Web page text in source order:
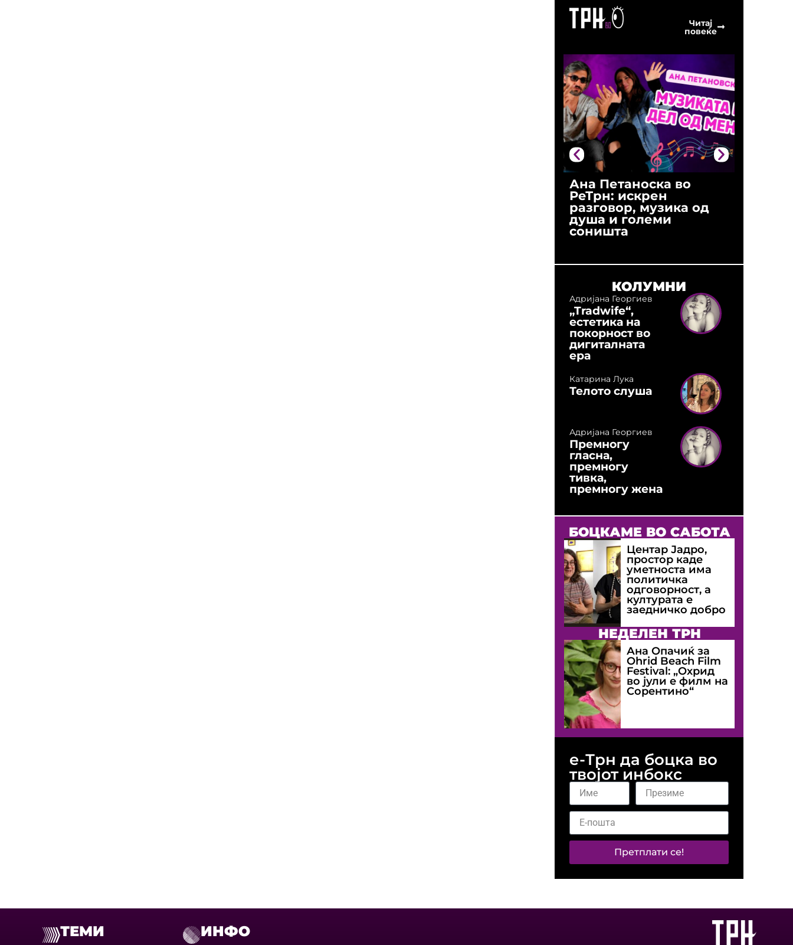
Читај
повеќе
Ана Петаноска во
РеТрн: искрен
разговор, музика од
душа и големи
соништа
КОЛУМНИ
Адријана Георгиев
„Tradwife“,
естетика на
покорност во
дигиталната
ера
Катарина Лука
Телото слуша
Адријана Георгиев
Премногу
гласна,
премногу
тивка,
премногу жена
БОЦКАМЕ ВО САБОТА
Центар Јадро,
простор каде
уметноста има
политичка
одговорност, а
културата е
заедничко добро
НЕДЕЛЕН ТРН
Ана Опачиќ за
Оhrid Beach Film
Festival: „Охрид
во јули е филм на
Сорентино“
е-Трн да боцка во
твојот инбокс
Претплати се!
ТЕМИ ИНФО